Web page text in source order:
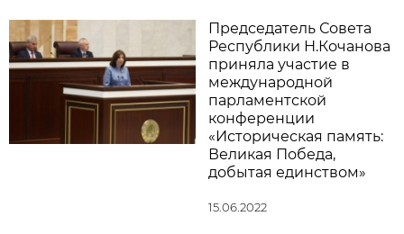
Председатель Совета
Республики Н.Кочанова
приняла участие в
международной
парламентской
конференции
«Историческая память:
Великая Победа,
добытая единством»
15.06.2022